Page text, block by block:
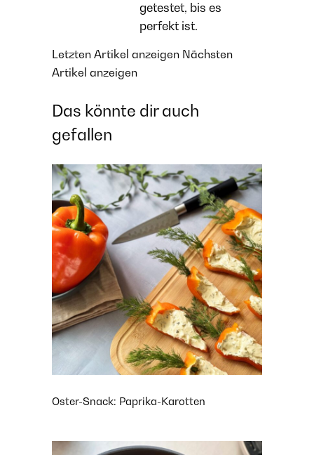
getestet, bis es
perfekt ist.
Letzten Artikel anzeigen Nächsten
Artikel anzeigen
Das könnte dir auch
gefallen
Oster-Snack: Paprika-Karotten